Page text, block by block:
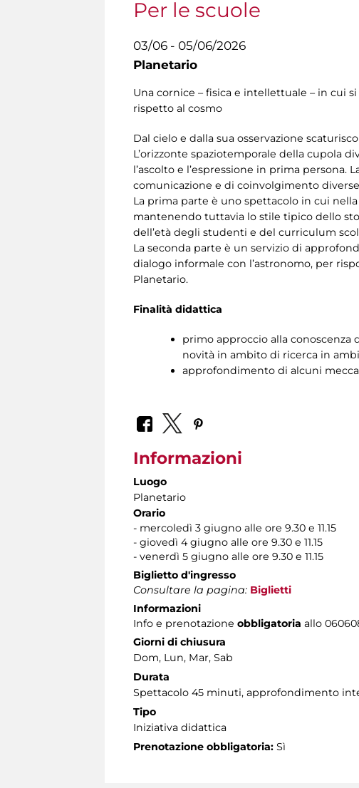
Per le scuole
03/06 - 05/06/2026
Planetario
Una cornice – fisica e intellettuale – in cui
rispetto al cosmo
Dal cielo e dalla sua osservazione
L’orizzonte spaziotemporale della cupola
l’ascolto e l’espressione in prima
comunicazione e di coinvolgimento
La prima parte è uno spettacolo in cui
mantenendo tuttavia lo stile tipico dello
dell’età degli studenti e del curriculum
La seconda parte è un servizio di
dialogo informale con l’astronomo, per
Planetario.
Finalità didattica
primo approccio alla conoscenza
novità in ambito di ricerca in
approfondimento di alcuni
Informazioni
Luogo
Planetario
Orario
- mercoledì 3 giugno alle ore 9.30 e 11.15
- giovedì 4 giugno alle ore 9.30 e 11.15
- venerdì 5 giugno alle ore 9.30 e 11.15
Biglietto d'ingresso
Consultare la pagina: Biglietti
Informazioni
Info e prenotazione obbligatoria allo
Giorni di chiusura
Dom, Lun, Mar, Sab
Durata
Spettacolo 45 minuti, approfondimento
Tipo
Iniziativa didattica
Prenotazione obbligatoria: Sì